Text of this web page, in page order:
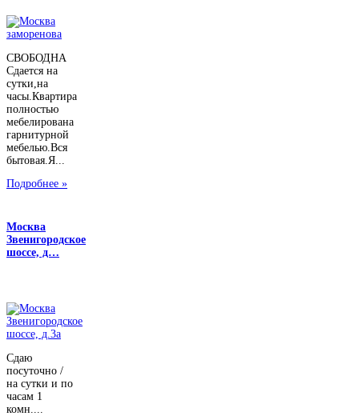
СВОБОДНА
Сдается на
сутки,на
часы.Квартира
полностью
мебелирована
гарнитурной
мебелью.Вся
бытовая.Я...
Подробнее »
Москва
Звенигородское
шоссе, д…
Сдаю
посуточно /
на сутки и по
часам 1
комн....